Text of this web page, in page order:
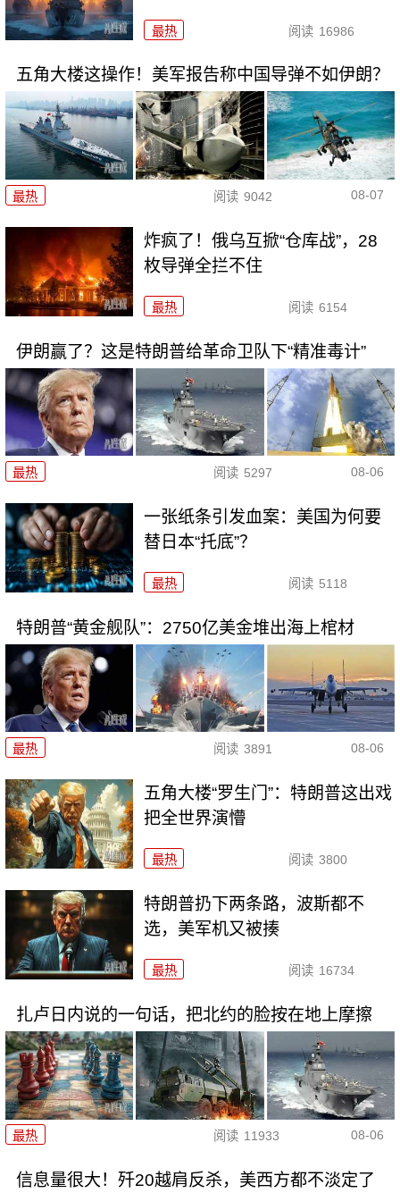
最热 阅读 16986
五角大楼这操作！美军报告称中国导弹不如伊朗？
最热 阅读 9042 08-07
炸疯了！俄乌互掀“仓库战”，28
枚导弹全拦不住
最热 阅读 6154
伊朗赢了？这是特朗普给革命卫队下“精准毒计”
最热 阅读 5297 08-06
一张纸条引发血案：美国为何要
替日本“托底”？
最热 阅读 5118
特朗普“黄金舰队”：2750亿美金堆出海上棺材
最热 阅读 3891 08-06
五角大楼“罗生门”：特朗普这出戏
把全世界演懵
最热 阅读 3800
特朗普扔下两条路，波斯都不
选，美军机又被揍
最热 阅读 16734
扎卢日内说的一句话，把北约的脸按在地上摩擦
最热 阅读 11933 08-06
信息量很大！歼20越肩反杀，美西方都不淡定了